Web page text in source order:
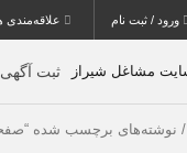
ورود / ثبت نام علاقه‌مندی
ثبت آگهی
/ نوشته‌های برچسب شده